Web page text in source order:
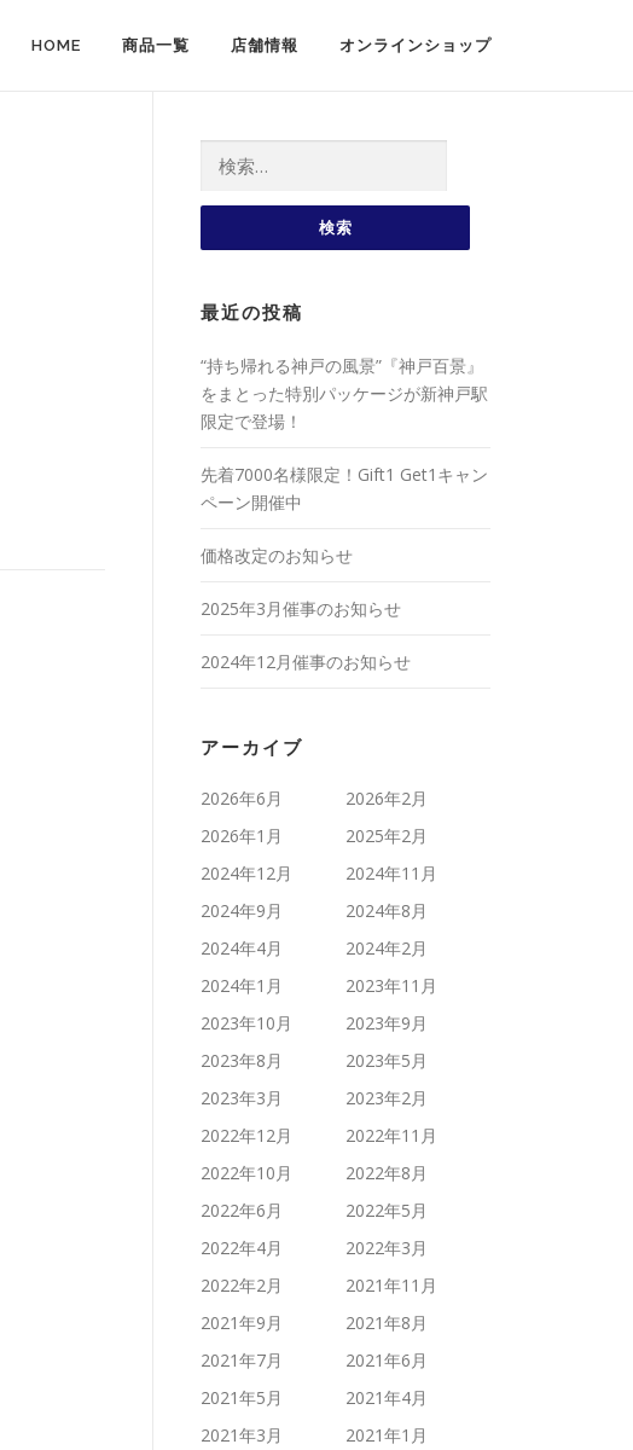
HOME 商品一覧 店舗情報 オンラインショップ
検索:
最近の投稿
“持ち帰れる神戸の風景”『神戸百景』
をまとった特別パッケージが新神戸駅
限定で登場！
先着7000名様限定！Gift1 Get1キャン
ペーン開催中
価格改定のお知らせ
2025年3月催事のお知らせ
2024年12月催事のお知らせ
アーカイブ
2026年6月
2026年2月
2026年1月
2025年2月
2024年12月
2024年11月
2024年9月
2024年8月
2024年4月
2024年2月
2024年1月
2023年11月
2023年10月
2023年9月
2023年8月
2023年5月
2023年3月
2023年2月
2022年12月
2022年11月
2022年10月
2022年8月
2022年6月
2022年5月
2022年4月
2022年3月
2022年2月
2021年11月
2021年9月
2021年8月
2021年7月
2021年6月
2021年5月
2021年4月
2021年3月
2021年1月